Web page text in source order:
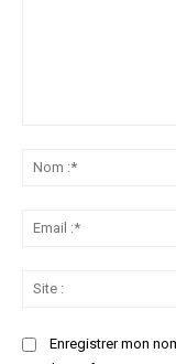
Enregistrer mon